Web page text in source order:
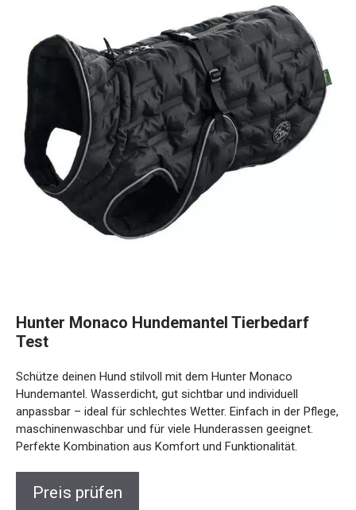
Hunter Monaco Hundemantel Tierbedarf
Test
Schütze deinen Hund stilvoll mit dem Hunter Monaco
Hundemantel. Wasserdicht, gut sichtbar und individuell
anpassbar – ideal für schlechtes Wetter. Einfach in der Pflege,
maschinenwaschbar und für viele Hunderassen geeignet.
Perfekte Kombination aus Komfort und Funktionalität.
Preis prüfen